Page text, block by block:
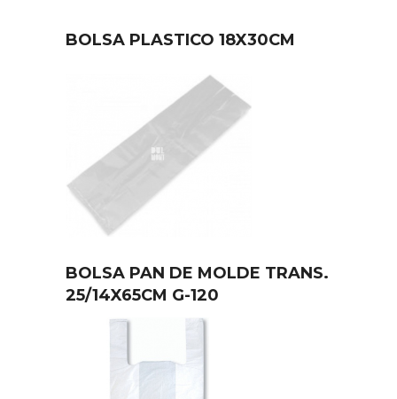
BOLSA PLASTICO 18X30CM
BOLSA PAN DE MOLDE TRANS.
25/14X65CM G-120